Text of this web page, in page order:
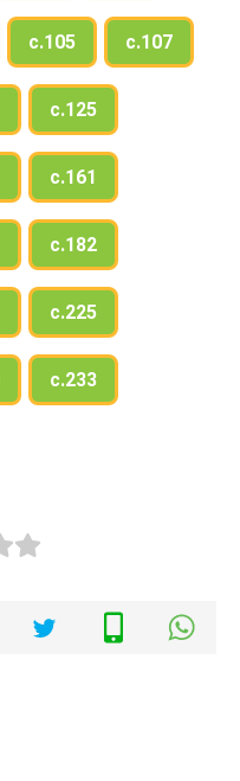
с.105 с.107
с.125
с.161
с.182
с.225
с.233